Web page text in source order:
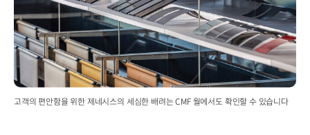
고객의 편안함을 위한 제네시스의 세심한 배려는 CMF 월에서도 확인할 수 있습니다